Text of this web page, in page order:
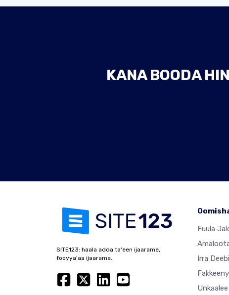
KANA BOODA
SITE123: haala adda ta'een ijaarame,
fooyya'aa ijaarame.
Fuula
Irra